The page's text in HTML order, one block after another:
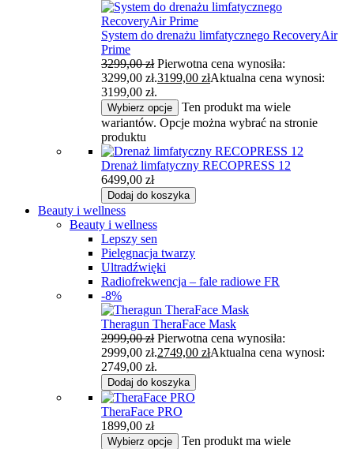
System do drenażu limfatycznego RecoveryAir
Prime
3299,00zł Pierwotna cena wynosiła:
3299,00 zł.3199,00 złAktualna cena wynosi:
3199,00 zł.
Wybierz opcje
Ten produkt ma wiele
wariantów. Opcje można wybrać na stronie
produktu
Drenaż limfatyczny RECOPRESS 12
6499,00 zł
Dodaj do koszyka
Beauty i wellness
Beauty i wellness
Lepszy sen
Pielęgnacja twarzy
Ultradźwięki
Radiofrekwencja – fale radiowe FR
-8%
Theragun TheraFace Mask
2999,00zł Pierwotna cena wynosiła:
2999,00 zł.2749,00 złAktualna cena wynosi:
2749,00 zł.
Dodaj do koszyka
TheraFace PRO
1899,00 zł
Wybierz opcje
Ten produkt ma wiele